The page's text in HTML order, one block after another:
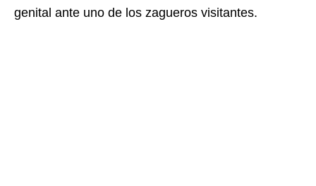
genital ante uno de los zagueros visitantes.